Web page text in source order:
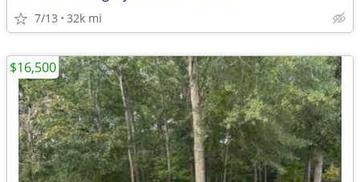
7/13 32k mi
$16,500